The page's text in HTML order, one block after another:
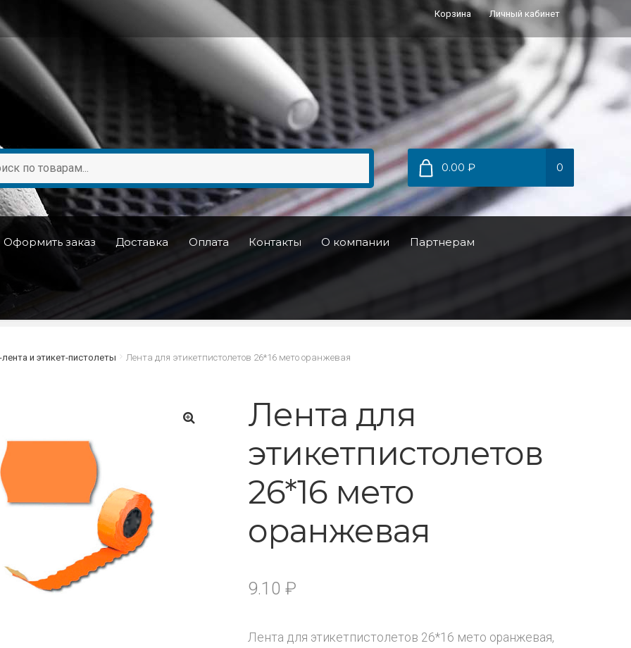
Корзина Личный кабинет
0.00 ₽ 0
Оформить заказ Доставка Оплата Контакты О компании Партнерам
и этикет-пистолеты Лента для этикетпистолетов 26*16 мето оранжевая
Лента для
этикетпистолетов
26*16 мето
оранжевая
9.10₽
Лента для этикетпистолетов 26*16 мето оранжевая,